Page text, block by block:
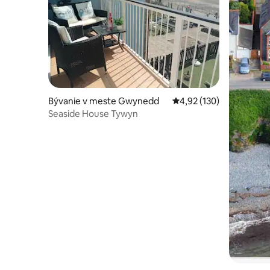
Bývanie v meste Gwynedd Priemerné
4,92 (130)
Seaside House Tywyn